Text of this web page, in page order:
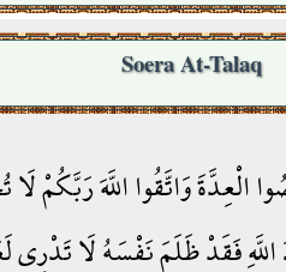
Soera At-Talaq
الْعِدَّةَ وَاتَّقُوا اللَّهَ
فَقَدْ ظَلَمَ نَفْسَهُ لَا